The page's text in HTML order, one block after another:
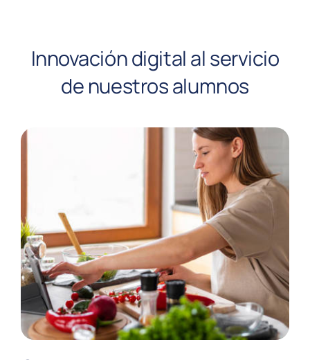
Innovación digital al servicio
de nuestros alumnos